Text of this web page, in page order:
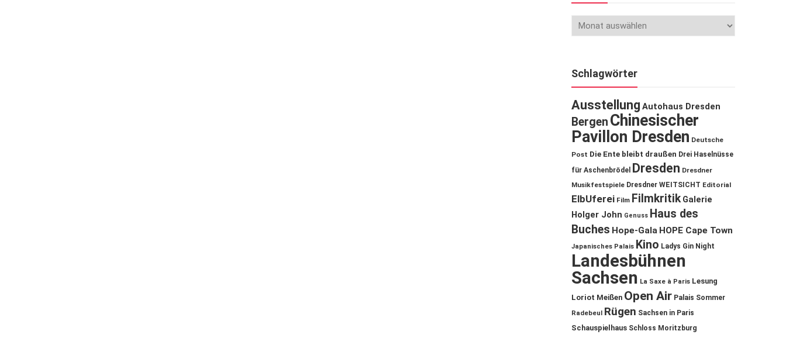
Schlagwörter
Ausstellung Autohaus Dresden
Bergen Chinesischer
Pavillon Dresden Deutsche
Post Die Ente bleibt draußen Drei Haselnüsse
für Aschenbrödel
Dresden Dresdner
Musikfestspiele Dresdner WEITSICHT Editorial
ElbUferei Film Filmkritik Galerie
Holger John Genuss Haus des
Buches Hope-Gala HOPE Cape Town
Japanisches Palais Kino Ladys Gin Night
Landesbühnen
Sachsen La Saxe à Paris Lesung
Loriot Meißen Open Air Palais Sommer
Radebeul Rügen Sachsen in Paris
Schauspielhaus Schloss Moritzburg